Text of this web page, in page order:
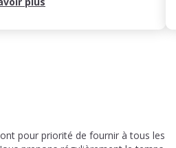
pour priorité de fournir à tous les